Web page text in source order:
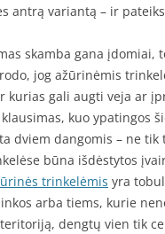
antrą variantą – ir
skamba gana
jog ažūrinėmis
kurias gali augti veja ar
kuo ypatingos
dviem dangomis – ne
būna išdėstytos
trinkelėmis yra
arba tiems, kurie
dengtų vien tik